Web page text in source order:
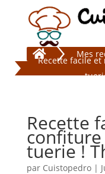
 Mes
Recette facile
Recette
confiture
tuerie !
par Cuistopedro|